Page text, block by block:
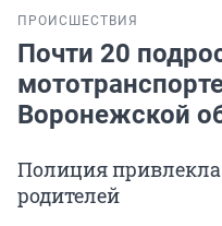
ПРОИСШЕСТВИЯ
Почти 20
Воронежской
Полиция привлекла
родителей